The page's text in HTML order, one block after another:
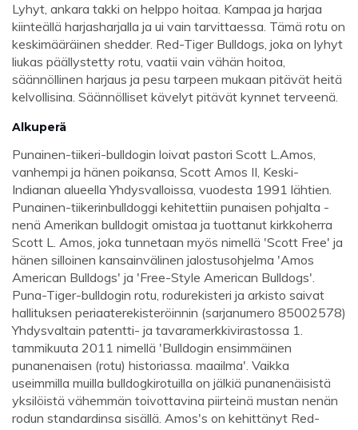
Lyhyt, ankara takki on helppo hoitaa. Kampaa ja harjaa
kiinteällä harjasharjalla ja ui vain tarvittaessa. Tämä rotu on
keskimääräinen shedder. Red-Tiger Bulldogs, joka on lyhyt
liukas päällystetty rotu, vaatii vain vähän hoitoa,
säännöllinen harjaus ja pesu tarpeen mukaan pitävät heitä
kelvollisina. Säännölliset kävelyt pitävät kynnet terveenä.
Alkuperä
Punainen-tiikeri-bulldogin loivat pastori Scott L.Amos,
vanhempi ja hänen poikansa, Scott Amos II, Keski-
Indianan alueella Yhdysvalloissa, vuodesta 1991 lähtien.
Punainen-tiikerinbulldoggi kehitettiin punaisen pohjalta -
nenä Amerikan bulldogit omistaa ja tuottanut kirkkoherra
Scott L. Amos, joka tunnetaan myös nimellä 'Scott Free' ja
hänen silloinen kansainvälinen jalostusohjelma 'Amos
American Bulldogs' ja 'Free-Style American Bulldogs'.
Puna-Tiger-bulldogin rotu, rodurekisteri ja arkisto saivat
hallituksen periaaterekisteröinnin (sarjanumero 85002578)
Yhdysvaltain patentti- ja tavaramerkkivirastossa 1.
tammikuuta 2011 nimellä 'Bulldogin ensimmäinen
punanenaisen (rotu) historiassa. maailma'. Vaikka
useimmilla muilla bulldogkirotuilla on jälkiä punanenäisistä
yksilöistä vähemmän toivottavina piirteinä mustan nenän
rodun standardinsa sisällä. Amos's on kehittänyt Red-